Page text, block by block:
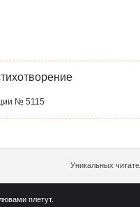
№ 5115
Уникальных
плетут.